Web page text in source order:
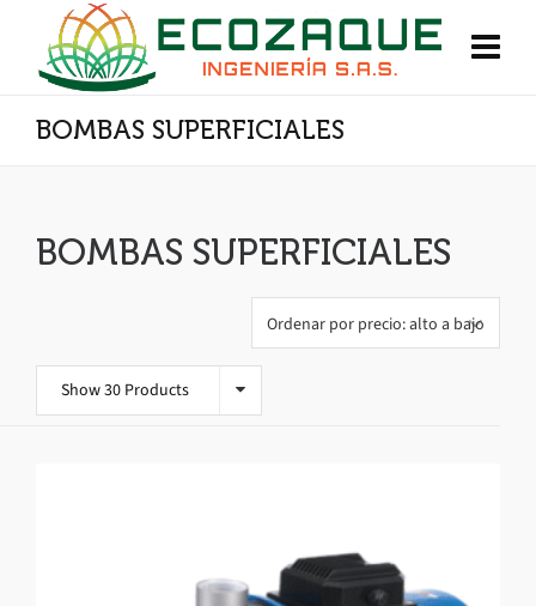
BOMBAS SUPERFICIALES
BOMBAS SUPERFICIALES
Show 30 Products